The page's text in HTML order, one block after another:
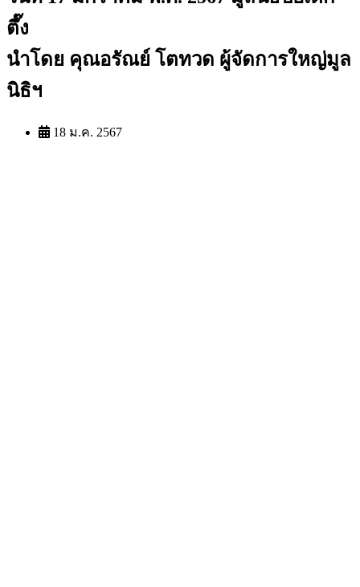
ตึ๊ง
นำโดย คุณอรัณย์ โตทวด ผู้จัดการใหญ่มูล
นิธิฯ
18 ม.ค. 2567